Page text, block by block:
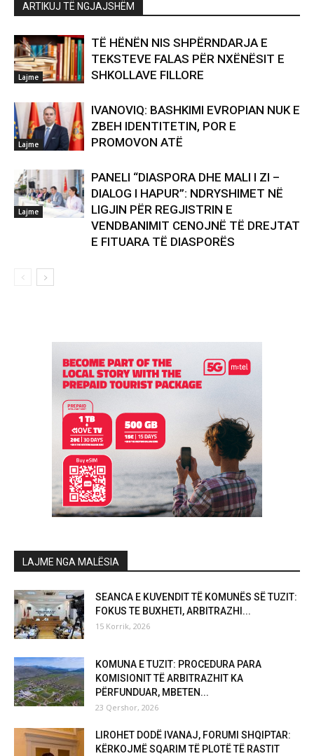
ARTIKUJ TË NGJAJSHËM
Lajme
TË HËNËN NIS SHPËRNDARJA E
TEKSTEVE FALAS PËR NXËNËSIT E
SHKOLLAVE FILLORE
Lajme
IVANOVIQ: BASHKIMI EVROPIAN NUK E
ZBEH IDENTITETIN, POR E
PROMOVON ATË
Lajme
PANELI “DIASPORA DHE MALI I ZI –
DIALOG I HAPUR”: NDRYSHIMET NË
LIGJIN PËR REGJISTRIN E
VENDBANIMIT CENOJNË TË DREJTAT
E FITUARA TË DIASPORËS
LAJME NGA MALËSIA
SEANCA E KUVENDIT TË KOMUNËS SË TUZIT:
FOKUS TE BUXHETI, ARBITRAZHI...
15 Korrik, 2026
KOMUNA E TUZIT: PROCEDURA PARA
KOMISIONIT TË ARBITRAZHIT KA
PËRFUNDUAR, MBETEN...
23 Qershor, 2026
LIROHET DODË IVANAJ, FORUMI SHQIPTAR:
KËRKOJMË SQARIM TË PLOTË TË RASTIT